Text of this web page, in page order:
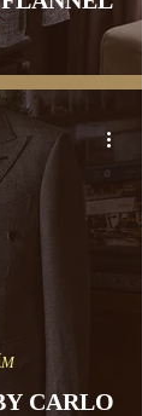
CARLO